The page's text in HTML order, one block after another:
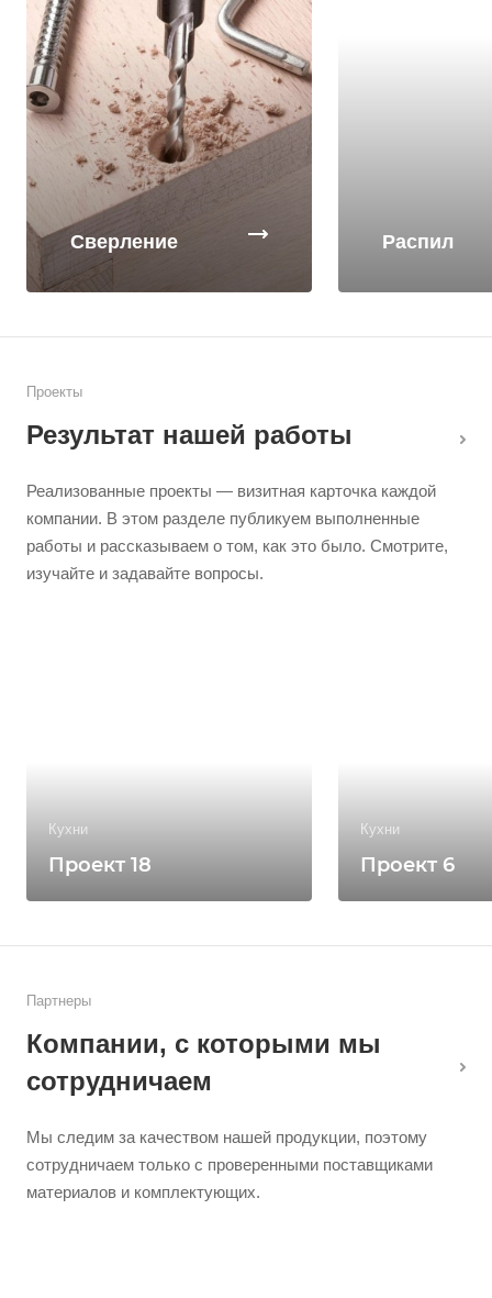
Сверление Распил
Проекты
Результат нашей работы
Реализованные проекты — визитная карточка каждой
компании. В этом разделе публикуем выполненные
работы и рассказываем о том, как это было. Смотрите,
изучайте и задавайте вопросы.
Кухни
Проект 18
Кухни
Проект 6
Партнеры
Компании, с которыми мы
сотрудничаем
Мы следим за качеством нашей продукции, поэтому
сотрудничаем только с проверенными поставщиками
материалов и комплектующих.